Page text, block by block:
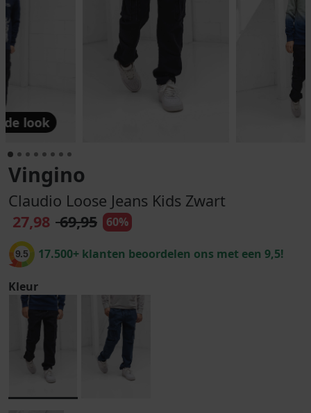
de look
Vingino
Claudio Loose Jeans Kids Zwart
27,98 69,95 60%
9.5 17.500+ klanten beoordelen ons met een 9,5!
Kleur